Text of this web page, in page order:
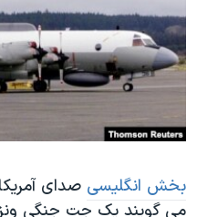
فرهنگ و زندگی
حقوق شهروندی
اقتصادی
گالری عکس
مستندها
انتخابات ریاست جمهوری آمریکا
حمله جمهوری اسلامی به
اعتراضات زن، زندگی، آزادی
دنبال کنید
زبانهای مختلف
بخش انگلیسی صدای
می گویند یک جت جنگی